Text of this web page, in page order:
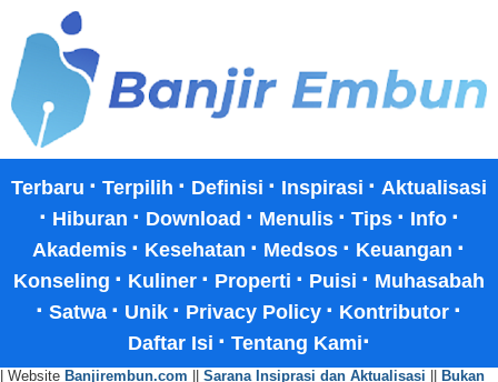
Terbaru · Terpilih · Definisi · Inspirasi · Aktualisasi
· Hiburan · Download · Menulis · Tips · Info ·
Akademis · Kesehatan · Medsos · Keuangan ·
Konseling · Kuliner · Properti · Puisi · Muhasabah
· Satwa · Unik · Privacy Policy · Kontributor ·
Daftar Isi · Tentang Kami·
| Website Banjirembun.com || Sarana Insiprasi dan Aktualisasi || Bukan